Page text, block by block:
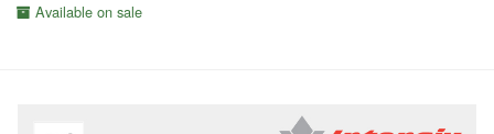
Available on sale